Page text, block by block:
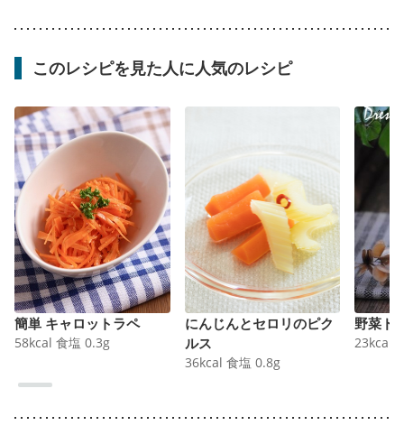
このレシピを見た人に人気のレシピ
簡単 キャロットラペ
58kcal 食塩 0.3g
にんじんとセロリのピク
ルス
36kcal 食塩 0.8g
野菜ド
23kcal